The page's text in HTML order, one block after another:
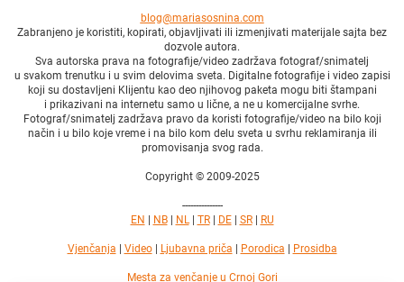
blog@mariasosnina.com
Zabranjeno je koristiti, kopirati, objavljivati ili izmenjivati materijale sajta bez
dozvole autora.
Sva autorska prava na fotografije/video zadržava fotograf/snimatelj
u svakom trenutku i u svim delovima sveta. Digitalne fotografije i video zapisi
koji su dostavljeni Klijentu kao deo njihovog paketa mogu biti štampani
i prikazivani na internetu samo u lične, a ne u komercijalne svrhe.
Fotograf/snimatelj zadržava pravo da koristi fotografije/video na bilo koji
način i u bilo koje vreme i na bilo kom delu sveta u svrhu reklamiranja ili
promovisanja svog rada.
Copyright © 2009-2025
---------------
EN
NB| NL| TR| DE| SR| RU
Vjenčanja Video| Ljubavna priča Porodica Prosidba
Mesta za venčanje u Crnoj Gori